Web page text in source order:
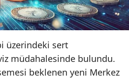
üzerindeki sert
müdahalesinde bulundu.
beklenen yeni Merkez